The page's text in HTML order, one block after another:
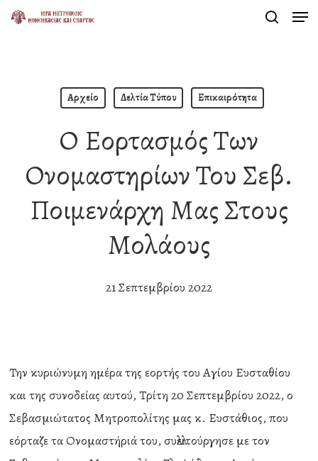
Skip
Αρχείο Δελτία Τύπου Επικαιρότητα
Ο Εορτασμός Των
Ονομαστηρίων Του Σεβ.
Ποιμενάρχη Μας Στους
Μολάους
21 Σεπτεμβρίου 2022
Την κυριώνυμη ημέρα της εορτής του Αγίου Ευσταθίου
και της συνοδείας αυτού, Τρίτη 20 Σεπτεμβρίου 2022, ο
Σεβασμιώτατος Μητροπολίτης μας κ. Ευστάθιος, που
εόρταζε τα Ονομαστήριά του, συλλειτούργησε με τον